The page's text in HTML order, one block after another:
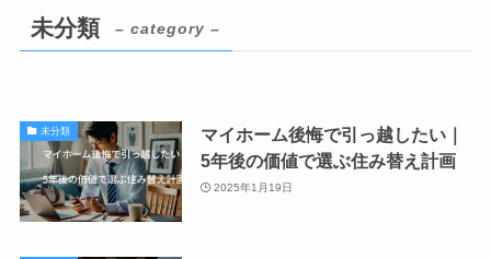
未分類 – category –
未分類
マイホーム後悔で引っ越したい｜
5年後の価値で選ぶ住み替え計画
2025年1月19日